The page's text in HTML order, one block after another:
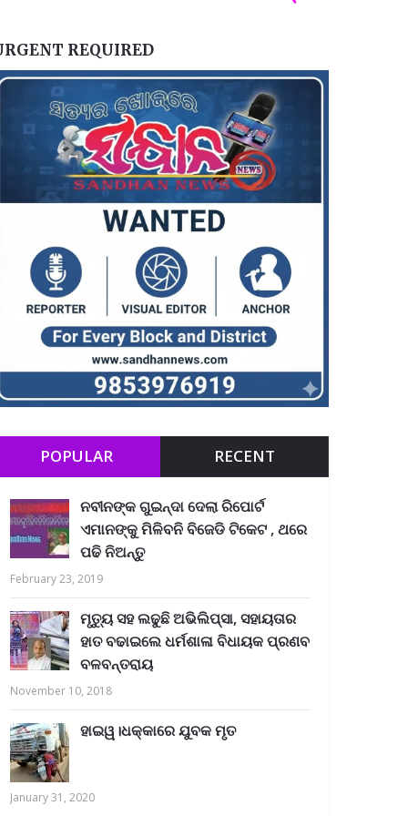
REQUIRED
POPULAR RECENT
ନବୀନଙ୍କ ଗୁଇନ୍ଦା ଦେଲା ରିପୋର୍ଟ
ଏମାନଙ୍କୁ ମିଳିବନି ବିଜେଡି ଟିକେଟ , ଥରେ
ପଢି ନିଅନ୍ତୁ
February 23, 2019
ମୃତ୍ୟୁ ସହ ଲଢୁଛି ଅଭିଲିପ୍ସା, ସହାୟତାର
ହାତ ବଢାଇଲେ ଧର୍ମଶାଳା ବିଧାୟକ ପ୍ରଣବ
ବଳବନ୍ତରାୟ
November 10, 2018
ହାଇୱ।ଧକ୍କାରେ ଯୁବକ ମୃତ
January 31, 2020